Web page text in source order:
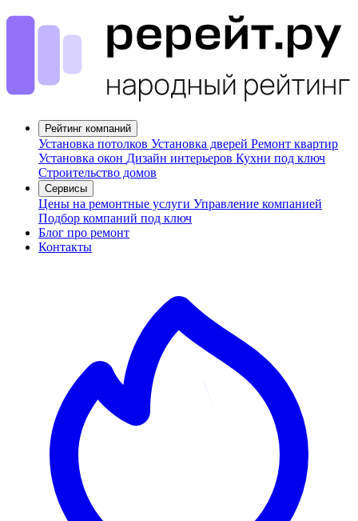
Рейтинг компаний
Установка потолков Установка дверей Ремонт квартир
Установка окон Дизайн интерьеров Кухни под ключ
Строительство домов
Сервисы
Цены на ремонтные услуги Управление компанией
Подбор компаний под ключ
Блог про ремонт
Контакты